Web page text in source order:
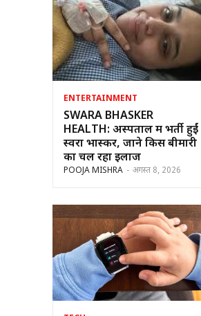
ENTERTAINMENT
SWARA BHASKER
HEALTH: अस्पताल में भर्ती हुईं
स्वरा भास्कर, जाने किस बीमारी
का चल रहा इलाज
POOJA MISHRA - अगस्त 8, 2026